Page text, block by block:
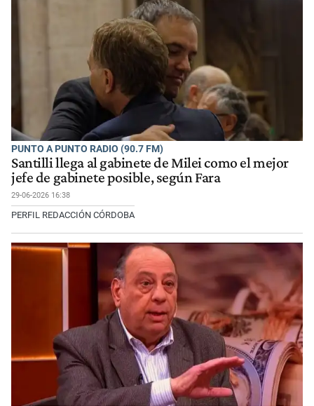
PUNTO A PUNTO RADIO (90.7 FM)
Santilli llega al gabinete de Milei como el mejor
jefe de gabinete posible, según Fara
29-06-2026 16:38
PERFIL REDACCIÓN CÓRDOBA